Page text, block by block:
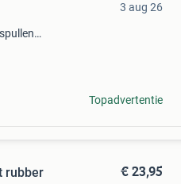
3 aug 26
Topadvertentie
rubber
€ 23,95